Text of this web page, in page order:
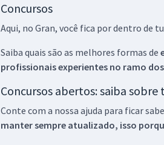
Concursos
Aqui, no Gran, você fica por dentro de
Saiba quais são as melhores formas de
profissionais experientes no ramo dos
Concursos abertos: saiba
Conte com a nossa ajuda para ficar
manter sempre atualizado, isso